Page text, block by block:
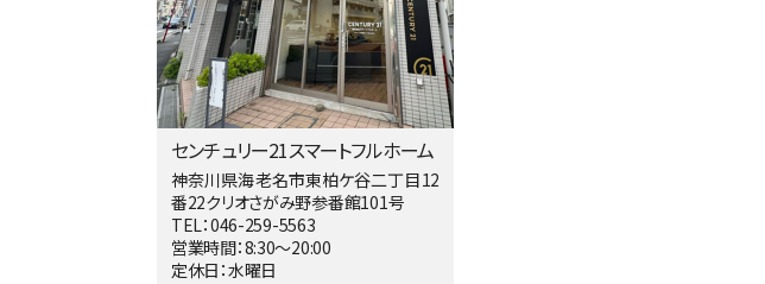
第5位
3,680万円
4ＬＤＫ
橋本駅
バ19分・歩8分
開放感があり日当たり良好な南西・北西角
地区画。 …
第6位
3,680万円
4ＳＬＤＫ
センチュリー21スマートフルホーム
神奈川県海老名市東柏ケ谷二丁目12
番22クリオさがみ野参番館101号
TEL：046-259-5563
営業時間：8:30～20:00
定休日：水曜日